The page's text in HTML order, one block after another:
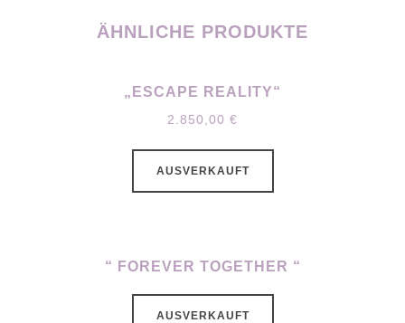
ÄHNLICHE PRODUKTE
„ESCAPE REALITY“
2.850,00 €
AUSVERKAUFT
“ FOREVER TOGETHER “
AUSVERKAUFT